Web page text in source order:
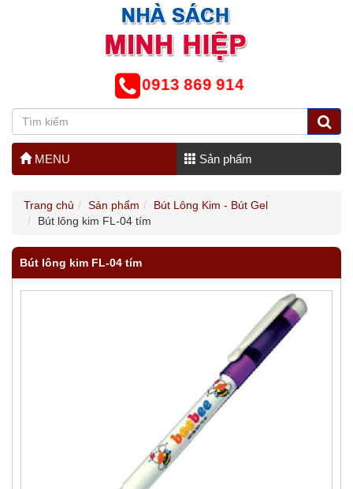
0913 869 914
MENU Sản phẩm
Trang chủ Sản phẩm
Bút Lông Kim - Bút Gel
Bút lông kim FL-04 tím
Bút lông kim FL-04 tím